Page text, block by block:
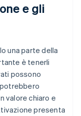
e gli
una parte della
è tenerli
possono
valore chiaro e
presenta